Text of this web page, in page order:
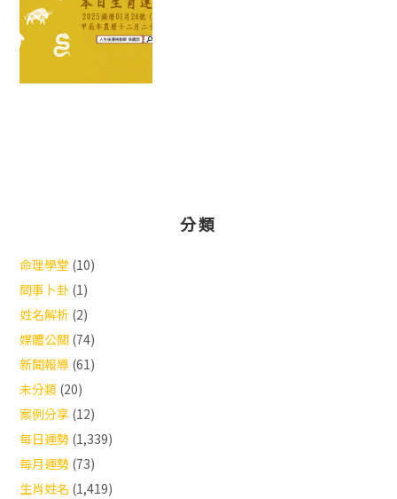
分類
命理學堂 (10)
問事卜卦 (1)
姓名解析 (2)
媒體公關 (74)
新聞報導 (61)
未分類 (20)
案例分享 (12)
每日運勢 (1,339)
每月運勢 (73)
生肖姓名 (1,419)